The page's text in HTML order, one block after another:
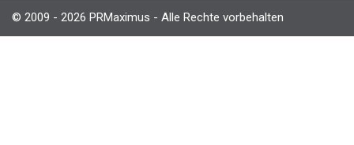
© 2009 - 2026 PRMaximus - Alle Rechte vorbehalten